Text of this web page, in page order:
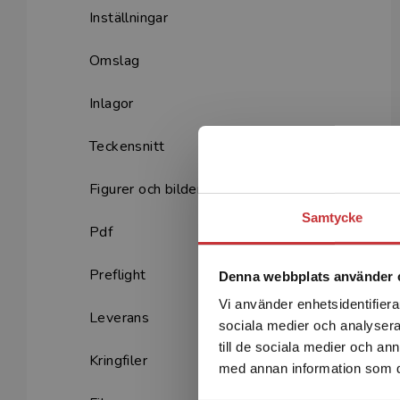
Samtycke
Denna webbplats använder
Vi använder
sociala medier och
till de sociala medier och
med annan information som
Inställningar
Omslag
Inlagor
Teckensnitt
Figurer och bilder
Pdf
Preflight
Leverans
Kringfiler